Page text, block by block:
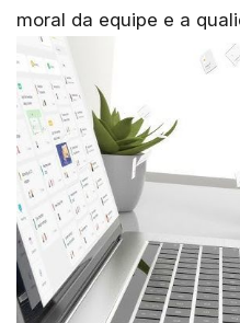
moral da equipe e a